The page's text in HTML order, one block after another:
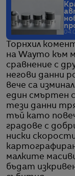
Торнхил
на Waymo към
сравнение с
негови данни
вече са
един смъртен
тези данни
тъй като
градове с
ниски
малките
бъдат